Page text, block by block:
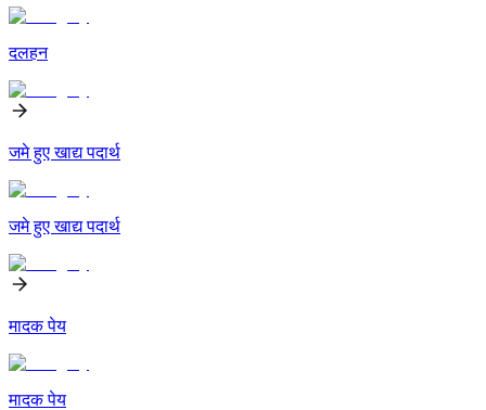
दलहन
जमे हुए खाद्य पदार्थ
जमे हुए खाद्य पदार्थ
मादक पेय
मादक पेय